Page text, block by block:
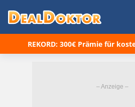
REKORD: 300€ Prämie für